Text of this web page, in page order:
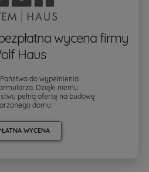
wycena firmy
Haus
do wypełnienia
Dzięki niemu
pełną ofertę na budowę
domu.
WYCENA